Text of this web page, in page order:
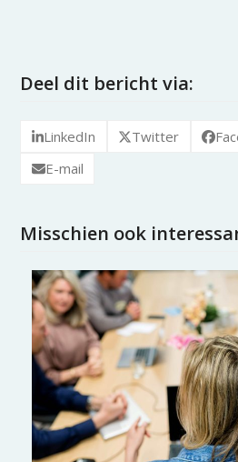
Deel dit bericht via:
LinkedIn Twitter
E-mail
Misschien ook